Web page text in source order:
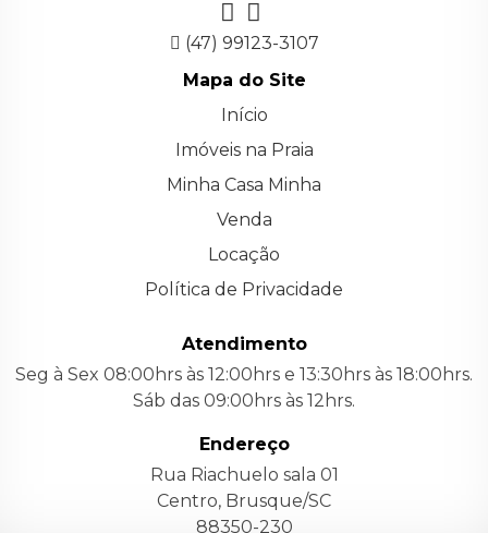
(47) 99123-3107
Mapa do Site
Início
Imóveis na Praia
Minha Casa Minha
Venda
Locação
Política de Privacidade
Atendimento
Seg à Sex 08:00hrs às 12:00hrs e 13:30hrs às 18:00hrs.
Sáb das 09:00hrs às 12hrs.
Endereço
Rua Riachuelo sala 01
Centro, Brusque/SC
88350-230